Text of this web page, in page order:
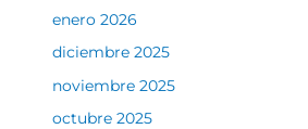
enero 2026
diciembre 2025
noviembre 2025
octubre 2025